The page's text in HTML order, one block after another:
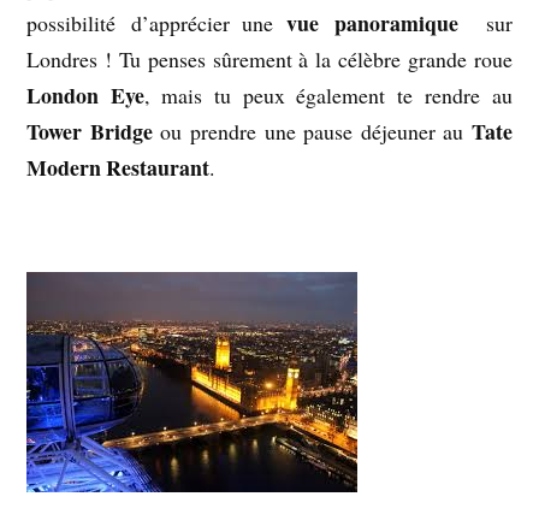
possibilité d’apprécier une vue panoramiquesur
Londres ! Tu penses sûrement à la célèbre grande roue
London Eye, mais tu peux également te rendre au
Tower Bridgeou prendre une pause déjeuner au Tate
Modern Restaurant.